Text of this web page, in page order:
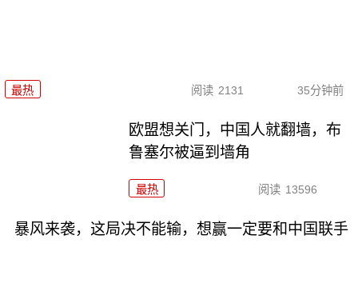
最热 阅读 2131 35分钟前
欧盟想关门，中国人就翻墙，布
鲁塞尔被逼到墙角
最热 阅读 13596
暴风来袭，这局决不能输，想赢一定要和中国联手